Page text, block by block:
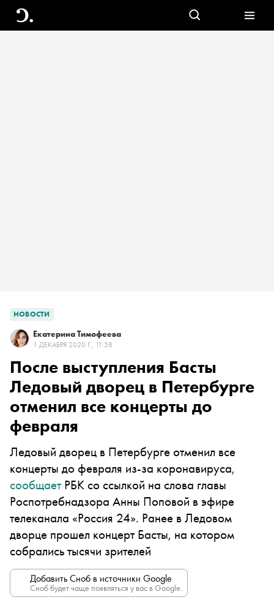
НОВОСТИ
Екатерина Тимофеева
1 ДЕКАБРЯ 2020 Г., 11:58
После выступления Басты
Ледовый дворец в Петербурге
отменил все концерты до
февраля
Ледовый дворец в Петербурге отменил все
концерты до февраля из-за коронавируса,
сообщаетРБК со ссылкой на слова главы
Роспотребнадзора Анны Поповой в эфире
телеканала «Россия 24». Ранее в Ледовом
дворце прошел концерт Басты, на котором
собрались тысячи зрителей
Добавить Сноб в источники Google
Сноб будет чаще появляться у вас в Google.